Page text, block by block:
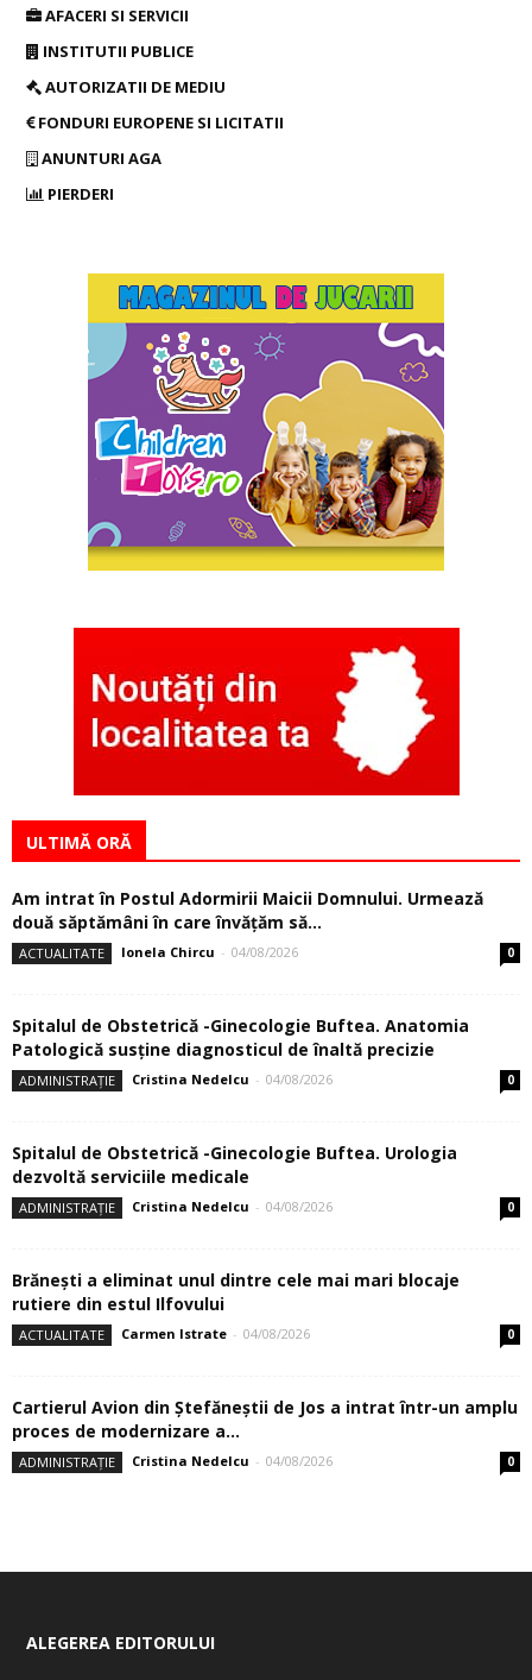
AFACERI SI SERVICII
INSTITUTII PUBLICE
AUTORIZATII DE MEDIU
FONDURI EUROPENE SI LICITATII
ANUNTURI AGA
PIERDERI
ULTIMĂ ORĂ
Am intrat în Postul Adormirii Maicii Domnului. Urmează
două săptămâni în care învăţăm să...
ACTUALITATE Ionela Chircu - 04/08/2026 0
Spitalul de Obstetrică -Ginecologie Buftea. Anatomia
Patologică susţine diagnosticul de înaltă precizie
ADMINISTRAȚIE Cristina Nedelcu - 04/08/2026 0
Spitalul de Obstetrică -Ginecologie Buftea. Urologia
dezvoltă serviciile medicale
ADMINISTRAȚIE Cristina Nedelcu - 04/08/2026 0
Brănești a eliminat unul dintre cele mai mari blocaje
rutiere din estul Ilfovului
ACTUALITATE Carmen Istrate - 04/08/2026 0
Cartierul Avion din Ştefăneştii de Jos a intrat într-un amplu
proces de modernizare a...
ADMINISTRAȚIE Cristina Nedelcu - 04/08/2026 0
ALEGEREA EDITORULUI